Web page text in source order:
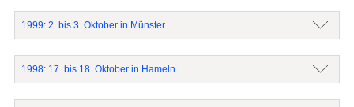
1999: 2. bis 3. Oktober in Münster
1998: 17. bis 18. Oktober in Hameln